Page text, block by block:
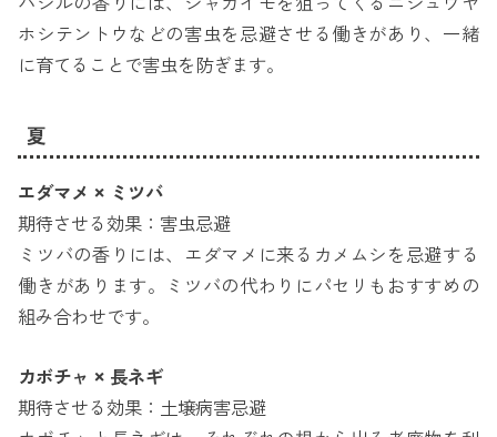
ホシテントウなどの害虫を忌避させる働きがあり、一緒
に育てることで害虫を防ぎます。
夏
エダマメ × ミツバ
期待させる効果：害虫忌避
ミツバの香りには、エダマメに来るカメムシを忌避する
働きがあります。ミツバの代わりにパセリもおすすめの
組み合わせです。
カボチャ × 長ネギ
期待させる効果：土壌病害忌避